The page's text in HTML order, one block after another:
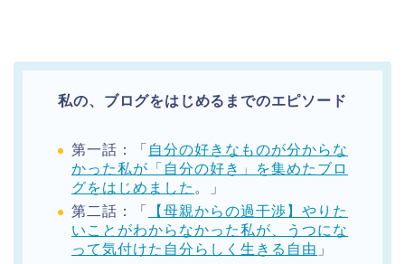
私の、ブログをはじめるまでのエピソード
第一話：「 自分の好きなものが分からな
かった私が「自分の好き」を集めたブロ
グをはじめました 。」
第二話：「
【母親からの過干渉】やりた
いことがわからなかった私が、うつにな
って気付けた自分らしく生きる自由 」